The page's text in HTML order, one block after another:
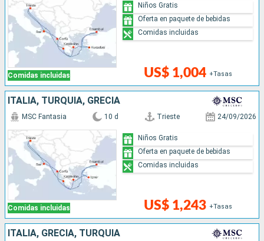
Comidas incluidas US$ 1,004 +Tasas
Niños Gratis
Oferta en paquete de bebidas
Comidas incluidas
ITALIA, TURQUÍA, GRECIA
Comidas incluidas
MSC Fantasia 10 d Trieste 24/09/2026
US$ 1,243 +Tasas
Niños Gratis
Oferta en paquete de bebidas
Comidas incluidas
ITALIA, GRECIA, TURQUÍA